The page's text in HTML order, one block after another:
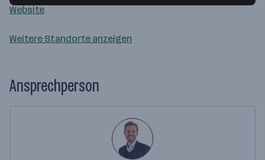
Website
Weitere Standorte anzeigen
Ansprechperson